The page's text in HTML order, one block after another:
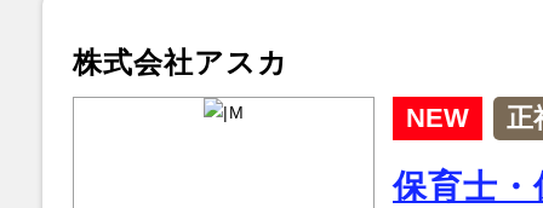
株式会社アスカ
NEW 正
保育士